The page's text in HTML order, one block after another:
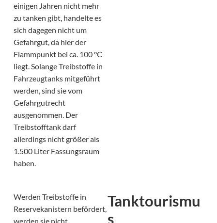
einigen Jahren nicht mehr
zu tanken gibt, handelte es
sich dagegen nicht um
Gefahrgut, da hier der
Flammpunkt bei ca. 100 °C
liegt. Solange Treibstoffe in
Fahrzeugtanks mitgeführt
werden, sind sie vom
Gefahrgutrecht
ausgenommen. Der
Treibstofftank darf
allerdings nicht größer als
1.500 Liter Fassungsraum
haben.
Werden Treibstoffe in
Reservekanistern befördert,
werden sie nicht
Tanktourismu
s